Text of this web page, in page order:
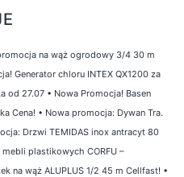
na wąż ogrodowy 3/4 30 m
Generator chloru INTEX QX1200 za
od 27.07 • Nowa Promocja! Basen
Cena! • Nowa promocja: Dywan Tra.
Drzwi TEMIDAS inox antracyt 80
plastikowych CORFU –
na wąż ALUPLUS 1/2 45 m Cellfast! •